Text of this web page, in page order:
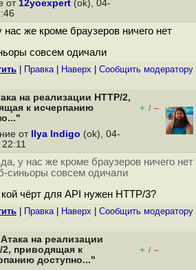
от 12yoexpert (ok), 04-
нас же кроме браузеров ничего нет
совсем одичали
Правка| Наверх Cообщить модератору
на реализации HTTP/2,
к исчерпанию
+ / –
от Ilya Indigo (ok), 04-
у нас же кроме браузеров ничего нет
синьоры совсем одичали
чёрт для API нужен HTTP/3?
Правка| Наверх Cообщить модератору
на реализации
2, приводящая к
доступно..."
+ / –